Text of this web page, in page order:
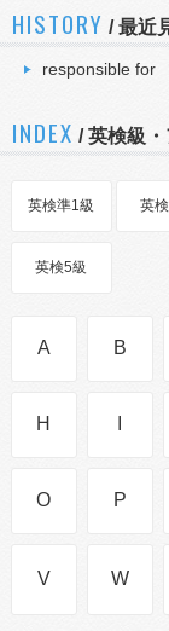
HISTORY /最近
responsible for
INDEX / 英検級・
英検準1級 英
英検5級
A B
H
O P
V W